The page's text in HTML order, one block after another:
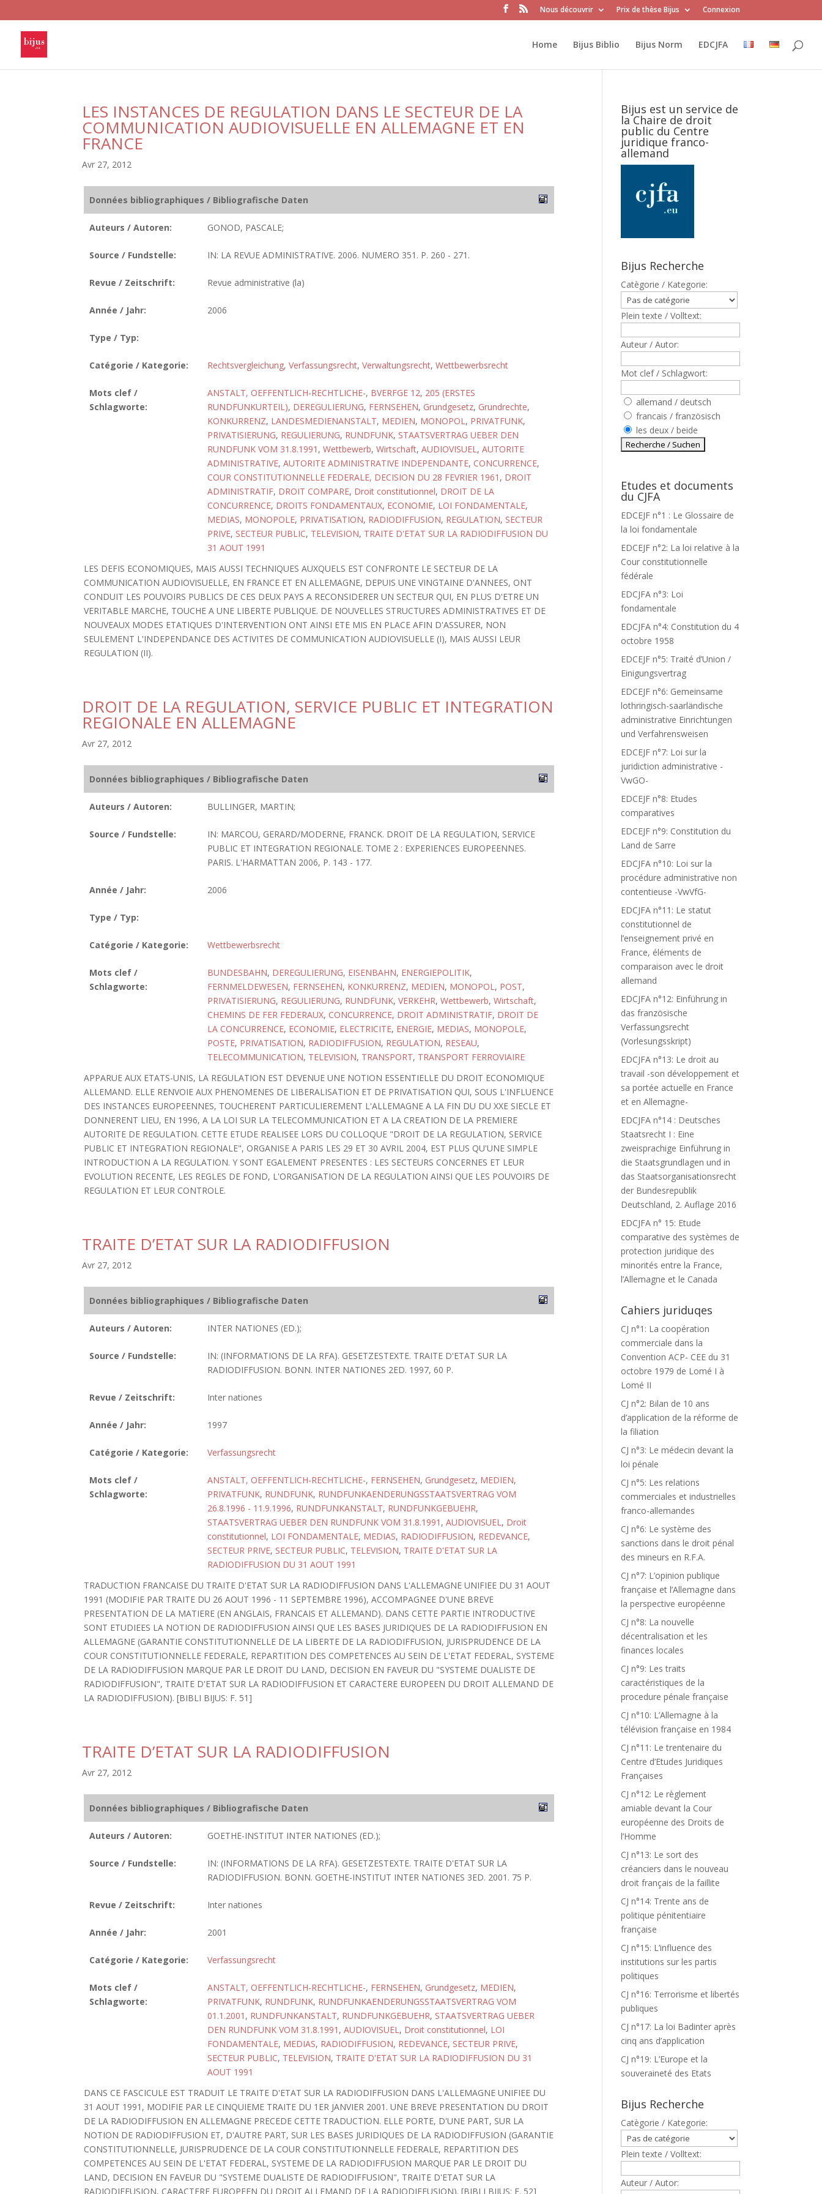
Nous découvrir Prix de thèse Bijus Connexion
Home Bijus Biblio Bijus Norm EDCJFA
LES INSTANCES DE REGULATION DANS LE SECTEUR DE LA
COMMUNICATION AUDIOVISUELLE EN ALLEMAGNE ET EN
FRANCE
Avr 27, 2012
Données bibliographiques / Bibliografische Daten
Auteurs / Autoren: GONOD, PASCALE;
Source / Fundstelle: IN: LA REVUE ADMINISTRATIVE. 2006. NUMERO 351. P. 260 - 271.
Revue / Zeitschrift: Revue administrative (la)
Année / Jahr: 2006
Type / Typ:
Catégorie / Kategorie: Rechtsvergleichung, Verfassungsrecht, Verwaltungsrecht, Wettbewerbsrecht
Mots clef /
Schlagworte:
ANSTALT, OEFFENTLICH-RECHTLICHE-, BVERFGE 12, 205 (ERSTES
RUNDFUNKURTEIL), DEREGULIERUNG, FERNSEHEN, Grundgesetz, Grundrechte,
KONKURRENZ, LANDESMEDIENANSTALT, MEDIEN, MONOPOL, PRIVATFUNK,
PRIVATISIERUNG, REGULIERUNG, RUNDFUNK, STAATSVERTRAG UEBER DEN
RUNDFUNK VOM 31.8.1991 , Wettbewerb, Wirtschaft, AUDIOVISUEL, AUTORITE
ADMINISTRATIVE, AUTORITE ADMINISTRATIVE INDEPENDANTE, CONCURRENCE,
COUR CONSTITUTIONNELLE FEDERALE, DECISION DU 28 FEVRIER 1961 , DROIT
ADMINISTRATIF, DROIT COMPARE, Droit constitutionnel, DROIT DE LA
CONCURRENCE, DROITS FONDAMENTAUX, ECONOMIE, LOI FONDAMENTALE,
MEDIAS, MONOPOLE, PRIVATISATION, RADIODIFFUSION, REGULATION, SECTEUR
PRIVE, SECTEUR PUBLIC, TELEVISION, TRAITE D'ETAT SUR LA RADIODIFFUSION DU
31 AOUT 1991
LES DEFIS ECONOMIQUES, MAIS AUSSI TECHNIQUES AUXQUELS EST CONFRONTE LE SECTEUR DE LA
COMMUNICATION AUDIOVISUELLE, EN FRANCE ET EN ALLEMAGNE, DEPUIS UNE VINGTAINE D'ANNEES, ONT
CONDUIT LES POUVOIRS PUBLICS DE CES DEUX PAYS A RECONSIDERER UN SECTEUR QUI, EN PLUS D'ETRE UN
VERITABLE MARCHE, TOUCHE A UNE LIBERTE PUBLIQUE. DE NOUVELLES STRUCTURES ADMINISTRATIVES ET DE
NOUVEAUX MODES ETATIQUES D'INTERVENTION ONT AINSI ETE MIS EN PLACE AFIN D'ASSURER, NON
SEULEMENT L'INDEPENDANCE DES ACTIVITES DE COMMUNICATION AUDIOVISUELLE (I), MAIS AUSSI LEUR
REGULATION (II).
DROIT DE LA REGULATION, SERVICE PUBLIC ET INTEGRATION
REGIONALE EN ALLEMAGNE
Avr 27, 2012
Données bibliographiques / Bibliografische Daten
Auteurs / Autoren: BULLINGER, MARTIN;
Source / Fundstelle:
IN: MARCOU, GERARD/MODERNE, FRANCK. DROIT DE LA REGULATION, SERVICE
PUBLIC ET INTEGRATION REGIONALE. TOME 2 : EXPERIENCES EUROPEENNES.
PARIS. L'HARMATTAN 2006, P. 143 - 177.
Année / Jahr: 2006
Type / Typ:
Catégorie / Kategorie: Wettbewerbsrecht
Mots clef /
Schlagworte:
BUNDESBAHN, DEREGULIERUNG, EISENBAHN, ENERGIEPOLITIK,
FERNMELDEWESEN, FERNSEHEN, KONKURRENZ, MEDIEN, MONOPOL, POST,
PRIVATISIERUNG, REGULIERUNG, RUNDFUNK, VERKEHR, Wettbewerb, Wirtschaft,
CHEMINS DE FER FEDERAUX, CONCURRENCE, DROIT ADMINISTRATIF, DROIT DE
LA CONCURRENCE, ECONOMIE, ELECTRICITE, ENERGIE, MEDIAS, MONOPOLE,
POSTE, PRIVATISATION, RADIODIFFUSION, REGULATION, RESEAU,
TELECOMMUNICATION, TELEVISION, TRANSPORT, TRANSPORT FERROVIAIRE
APPARUE AUX ETATS-UNIS, LA REGULATION EST DEVENUE UNE NOTION ESSENTIELLE DU DROIT ECONOMIQUE
ALLEMAND. ELLE RENVOIE AUX PHENOMENES DE LIBERALISATION ET DE PRIVATISATION QUI, SOUS L'INFLUENCE
DES INSTANCES EUROPEENNES, TOUCHERENT PARTICULIEREMENT L'ALLEMAGNE A LA FIN DU DU XXE SIECLE ET
DONNERENT LIEU, EN 1996, A LA LOI SUR LA TELECOMMUNICATION ET A LA CREATION DE LA PREMIERE
AUTORITE DE REGULATION. CETTE ETUDE REALISEE LORS DU COLLOQUE "DROIT DE LA REGULATION, SERVICE
PUBLIC ET INTEGRATION REGIONALE", ORGANISE A PARIS LES 29 ET 30 AVRIL 2004, EST PLUS QU'UNE SIMPLE
INTRODUCTION A LA REGULATION. Y SONT EGALEMENT PRESENTES : LES SECTEURS CONCERNES ET LEUR
EVOLUTION RECENTE, LES REGLES DE FOND, L'ORGANISATION DE LA REGULATION AINSI QUE LES POUVOIRS DE
REGULATION ET LEUR CONTROLE.
TRAITE D’ETAT SUR LA RADIODIFFUSION
Avr 27, 2012
Données bibliographiques / Bibliografische Daten
Auteurs / Autoren: INTER NATIONES (ED.);
Source / Fundstelle:
IN: (INFORMATIONS DE LA RFA). GESETZESTEXTE. TRAITE D'ETAT SUR LA
RADIODIFFUSION. BONN. INTER NATIONES 2ED. 1997, 60 P.
Revue / Zeitschrift: Inter nationes
Année / Jahr: 1997
Catégorie / Kategorie: Verfassungsrecht
Mots clef /
Schlagworte:
ANSTALT, OEFFENTLICH-RECHTLICHE-, FERNSEHEN, Grundgesetz, MEDIEN,
PRIVATFUNK, RUNDFUNK, RUNDFUNKAENDERUNGSSTAATSVERTRAG VOM
26.8.1996 - 11.9.1996, RUNDFUNKANSTALT, RUNDFUNKGEBUEHR,
STAATSVERTRAG UEBER DEN RUNDFUNK VOM 31.8.1991 , AUDIOVISUEL, Droit
constitutionnel, LOI FONDAMENTALE, MEDIAS, RADIODIFFUSION, REDEVANCE,
SECTEUR PRIVE, SECTEUR PUBLIC, TELEVISION, TRAITE D'ETAT SUR LA
RADIODIFFUSION DU 31 AOUT 1991
TRADUCTION FRANCAISE DU TRAITE D'ETAT SUR LA RADIODIFFUSION DANS L'ALLEMAGNE UNIFIEE DU 31 AOUT
1991 (MODIFIE PAR TRAITE DU 26 AOUT 1996 - 11 SEPTEMBRE 1996), ACCOMPAGNEE D'UNE BREVE
PRESENTATION DE LA MATIERE (EN ANGLAIS, FRANCAIS ET ALLEMAND). DANS CETTE PARTIE INTRODUCTIVE
SONT ETUDIEES LA NOTION DE RADIODIFFUSION AINSI QUE LES BASES JURIDIQUES DE LA RADIODIFFUSION EN
ALLEMAGNE (GARANTIE CONSTITUTIONNELLE DE LA LIBERTE DE LA RADIODIFFUSION, JURISPRUDENCE DE LA
COUR CONSTITUTIONNELLE FEDERALE, REPARTITION DES COMPETENCES AU SEIN DE L'ETAT FEDERAL, SYSTEME
DE LA RADIODIFFUSION MARQUE PAR LE DROIT DU LAND, DECISION EN FAVEUR DU "SYSTEME DUALISTE DE
RADIODIFFUSION", TRAITE D'ETAT SUR LA RADIODIFFUSION ET CARACTERE EUROPEEN DU DROIT ALLEMAND DE
LA RADIODIFFUSION). [BIBLI BIJUS: F. 51]
TRAITE D’ETAT SUR LA RADIODIFFUSION
Avr 27, 2012
Données bibliographiques / Bibliografische Daten
Auteurs / Autoren: GOETHE-INSTITUT INTER NATIONES (ED.);
Source / Fundstelle:
IN: (INFORMATIONS DE LA RFA). GESETZESTEXTE. TRAITE D'ETAT SUR LA
RADIODIFFUSION. BONN. GOETHE-INSTITUT INTER NATIONES 3ED. 2001. 75 P.
Revue / Zeitschrift: Inter nationes
Année / Jahr: 2001
Catégorie / Kategorie: Verfassungsrecht
Mots clef /
Schlagworte:
ANSTALT, OEFFENTLICH-RECHTLICHE-, FERNSEHEN, Grundgesetz, MEDIEN,
PRIVATFUNK, RUNDFUNK, RUNDFUNKAENDERUNGSSTAATSVERTRAG VOM
01.1.2001 , RUNDFUNKANSTALT, RUNDFUNKGEBUEHR, STAATSVERTRAG UEBER
DEN RUNDFUNK VOM 31.8.1991 , AUDIOVISUEL, Droit constitutionnel, LOI
FONDAMENTALE, MEDIAS, RADIODIFFUSION, REDEVANCE, SECTEUR PRIVE,
SECTEUR PUBLIC, TELEVISION, TRAITE D'ETAT SUR LA RADIODIFFUSION DU 31
AOUT 1991
DANS CE FASCICULE EST TRADUIT LE TRAITE D'ETAT SUR LA RADIODIFFUSION DANS L'ALLEMAGNE UNIFIEE DU
31 AOUT 1991, MODIFIE PAR LE CINQUIEME TRAITE DU 1ER JANVIER 2001. UNE BREVE PRESENTATION DU DROIT
DE LA RADIODIFFUSION EN ALLEMAGNE PRECEDE CETTE TRADUCTION. ELLE PORTE, D'UNE PART, SUR LA
NOTION DE RADIODIFFUSION ET, D'AUTRE PART, SUR LES BASES JURIDIQUES DE LA RADIODIFFUSION (GARANTIE
CONSTITUTIONNELLE, JURISPRUDENCE DE LA COUR CONSTITUTIONNELLE FEDERALE, REPARTITION DES
COMPETENCES AU SEIN DE L'ETAT FEDERAL, SYSTEME DE LA RADIODIFFUSION MARQUE PAR LE DROIT DU
LAND, DECISION EN FAVEUR DU "SYSTEME DUALISTE DE RADIODIFFUSION", TRAITE D'ETAT SUR LA
RADIODIFFUSION, CARACTERE EUROPEEN DU DROIT ALLEMAND DE LA RADIODIFFUSION). [BIBLI BIJUS: F. 52]
Bijus est un service de
la Chaire de droit
public du Centre
juridique franco-
allemand
Bijus Recherche
Catègorie / Kategorie:
Plein texte / Volltext:
Auteur / Autor:
Mot clef / Schlagwort:
allemand / deutsch
francais / französisch
les deux / beide
Etudes et documents
du CJFA
EDCEJF n°1 : Le Glossaire de
la loi fondamentale
EDCEJF n°2: La loi relative à la
Cour constitutionnelle
fédérale
EDCJFA n°3: Loi
fondamentale
EDCJFA n°4: Constitution du 4
octobre 1958
EDCEJF n°5: Traité d’Union /
Einigungsvertrag
EDCEJF n°6: Gemeinsame
lothringisch-saarländische
administrative Einrichtungen
und Verfahrensweisen
EDCEJF n°7: Loi sur la
juridiction administrative -
VwGO-
EDCEJF n°8: Etudes
comparatives
EDCEJF n°9: Constitution du
Land de Sarre
EDCJFA n°10: Loi sur la
procédure administrative non
contentieuse -VwVfG-
EDCJFA n°11: Le statut
constitutionnel de
l’enseignement privé en
France, éléments de
comparaison avec le droit
allemand
EDCJFA n°12: Einführung in
das französische
Verfassungsrecht
(Vorlesungsskript)
EDCJFA n°13: Le droit au
travail -son développement et
sa portée actuelle en France
et en Allemagne-
EDCJFA n°14 : Deutsches
Staatsrecht I : Eine
zweisprachige Einführung in
die Staatsgrundlagen und in
das Staatsorganisationsrecht
der Bundesrepublik
Deutschland, 2. Auflage 2016
EDCJFA n° 15: Etude
comparative des systèmes de
protection juridique des
minorités entre la France,
l’Allemagne et le Canada
Cahiers juriduqes
CJ n°1: La coopération
commerciale dans la
Convention ACP- CEE du 31
octobre 1979 de Lomé I à
Lomé II
CJ n°2: Bilan de 10 ans
d’application de la réforme de
la filiation
CJ n°3: Le médecin devant la
loi pénale
CJ n°5: Les relations
commerciales et industrielles
franco-allemandes
CJ n°6: Le système des
sanctions dans le droit pénal
des mineurs en R.F.A.
CJ n°7: L’opinion publique
française et l’Allemagne dans
la perspective européenne
CJ n°8: La nouvelle
décentralisation et les
finances locales
CJ n°9: Les traits
caractéristiques de la
procedure pénale française
CJ n°10: L’Allemagne à la
télévision française en 1984
CJ n°11: Le trentenaire du
Centre d’Etudes Juridiques
Françaises
CJ n°12: Le règlement
amiable devant la Cour
européenne des Droits de
l’Homme
CJ n°13: Le sort des
créanciers dans le nouveau
droit français de la faillite
CJ n°14: Trente ans de
politique pénitentiaire
française
CJ n°15: L’influence des
institutions sur les partis
politiques
CJ n°16: Terrorisme et libertés
publiques
CJ n°17: La loi Badinter après
cinq ans d’application
CJ n°19: L’Europe et la
souveraineté des Etats
Bijus Recherche
Catègorie / Kategorie:
Plein texte / Volltext:
Auteur / Autor: